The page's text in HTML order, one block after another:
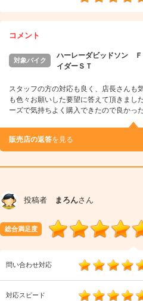
コメント
対象バイク
ハーレーダビッドソン
イダーＳＴ
スタッフの方の対応も良く、店長さんも
も色々お願いした要望に答えて頂きまし
ーズで気持ちよく購入できたので良かった
販売店の返答を見る
投稿者 まろんさん
総合満足度
問い合わせ対応
対応スピード